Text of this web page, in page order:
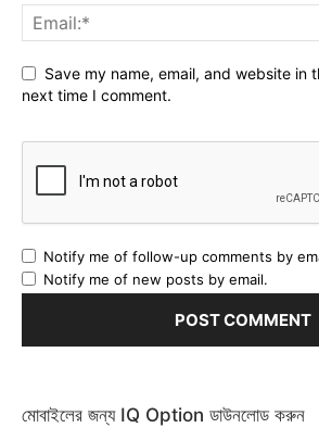
Save my name, email, and website in
next time I comment.
Notify me of follow-up comments by
Notify me of new posts by email.
মোবাইলের জন্য IQ Option ডাউনলোড করুন